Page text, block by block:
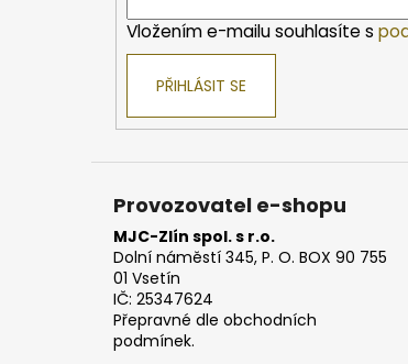
Vložením e-mailu souhlasíte s
PŘIHLÁSIT SE
Provozovatel e-shopu
MJC-Zlín spol. s r.o.
Dolní náměstí 345, P. O. BOX 90 755
01 Vsetín
IČ: 25347624
Přepravné dle obchodních
podmínek.